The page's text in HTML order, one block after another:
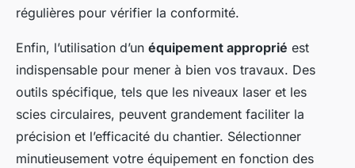
régulières pour vérifier la conformité.
Enfin, l’utilisation d’un équipement approprié est
indispensable pour mener à bien vos travaux. Des
outils spécifique, tels que les niveaux laser et les
scies circulaires, peuvent grandement faciliter la
précision et l’efficacité du chantier. Sélectionner
minutieusement votre équipement en fonction des